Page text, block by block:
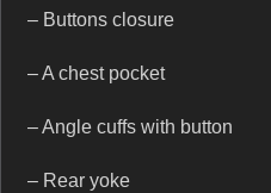
– Buttons closure
– A chest pocket
– Angle cuffs with button
– Rear yoke